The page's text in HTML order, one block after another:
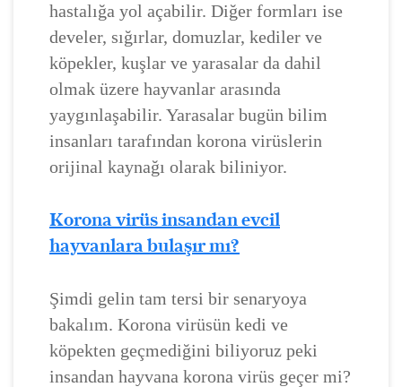
hastalığa yol açabilir. Diğer formları ise
develer, sığırlar, domuzlar, kediler ve
köpekler, kuşlar ve yarasalar da dahil
olmak üzere hayvanlar arasında
yaygınlaşabilir. Yarasalar bugün bilim
insanları tarafından korona virüslerin
orijinal kaynağı olarak biliniyor.
Korona virüs insandan evcil
hayvanlara bulaşır mı?
Şimdi gelin tam tersi bir senaryoya
bakalım. Korona virüsün kedi ve
köpekten geçmediğini biliyoruz peki
insandan hayvana korona virüs geçer mi?